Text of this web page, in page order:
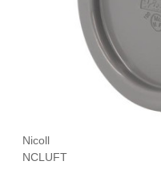
Nicoll
NCLUFT